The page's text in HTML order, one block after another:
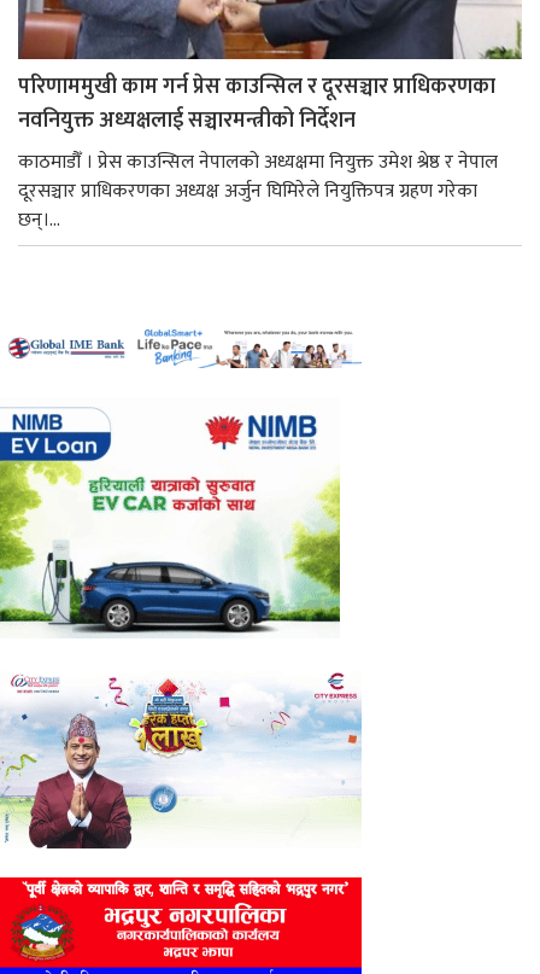
परिणाममुखी काम गर्न प्रेस काउन्सिल र दूरसञ्चार प्राधिकरणका
नवनियुक्त अध्यक्षलाई सञ्चारमन्त्रीको निर्देशन
काठमाडौँ । प्रेस काउन्सिल नेपालको अध्यक्षमा नियुक्त उमेश श्रेष्ठ र नेपाल
दूरसञ्चार प्राधिकरणका अध्यक्ष अर्जुन घिमिरेले नियुक्तिपत्र ग्रहण गरेका
छन्।...